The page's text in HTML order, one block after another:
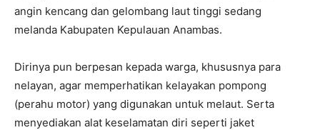
angin kencang dan gelombang laut tinggi sedang
melanda Kabupaten Kepulauan Anambas.
Dirinya pun berpesan kepada warga, khususnya para
nelayan, agar memperhatikan kelayakan pompong
(perahu motor) yang digunakan untuk melaut. Serta
menyediakan alat keselamatan diri seperti jaket